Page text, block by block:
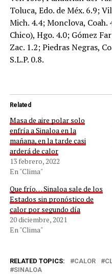
Toluca, Edo. de Méx. 6.9;
Mich. 4.4; Monclova,
Chico), Hgo. 4.0; Gómez
Zac. 1.2; Piedras Negras,
S.L.P. 0.8.
Related
Masa de aire polar solo
enfría a Sinaloa en la
mañana, en la tarde casi
arderá de calor
13 febrero, 2022
En "Clima"
Que frío… Sinaloa sale de los
Estados sin pronóstico de
calor por segundo día
20 diciembre, 2021
En "Clima"
RELATED TOPICS: CALOR
SINALOA